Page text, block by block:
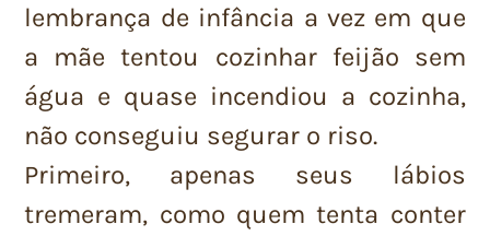
lembrança de infância a vez em que
a mãe tentou cozinhar feijão sem
água e quase incendiou a cozinha,
não conseguiu segurar o riso.
Primeiro, apenas seus lábios
tremeram, como quem tenta conter